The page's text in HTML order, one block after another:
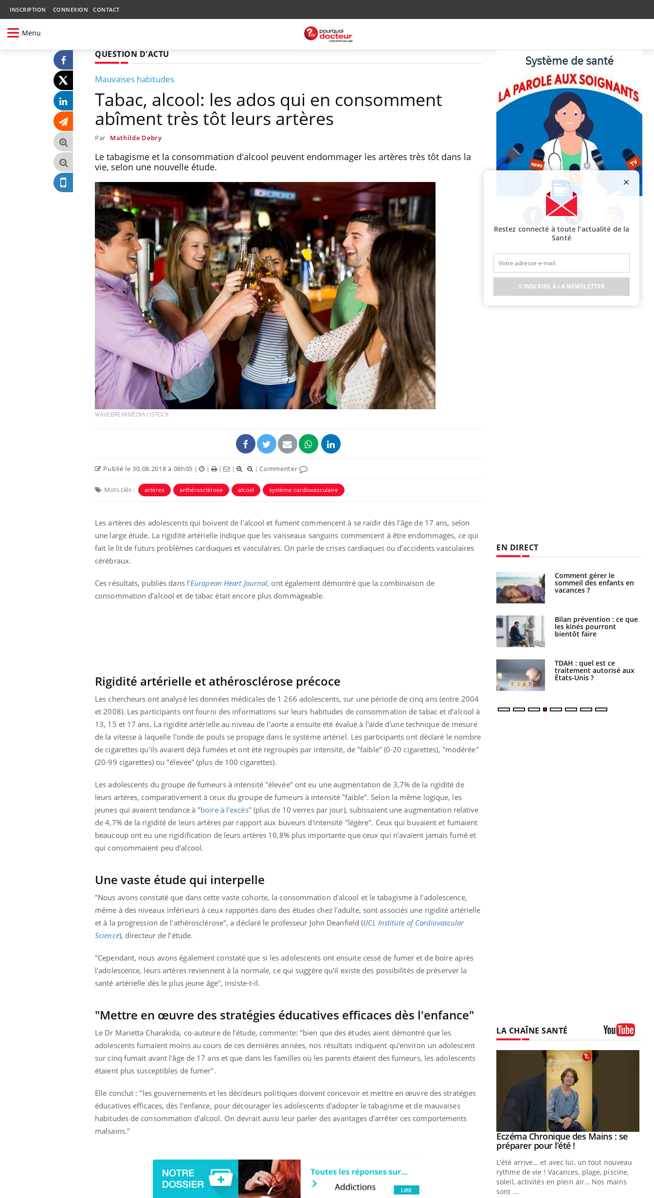
INSCRIPTION CONNEXION CONTACT
Menu
QUESTION D'ACTU
Mauvaises habitudes
Tabac, alcool: les ados qui en consomment
abîment très tôt leurs artères
Par Mathilde Debry
Le tabagisme et la consommation d'alcool peuvent endommager les artères très tôt dans la
vie, selon une nouvelle étude.
WAVEBREAKMEDIA / ISTOCK
Publié le 30.08.2018 à 08h05 | | | | |Commenter
Mots clés : artères arthérosclérose alcool système cardiovasculaire
Les artères des adolescents qui boivent de l'alcool et fument commencent à se raidir dès l'âge de 17 ans, selon
une large étude. La rigidité artérielle indique que les vaisseaux sanguins commencent à être endommagés, ce qui
fait le lit de futurs problèmes cardiaques et vasculaires. On parle de crises cardiaques ou d’accidents vasculaires
cérébraux.
Ces résultats, publiés dans l’European Heart Journal, ont également démontré que la combinaison de
consommation d'alcool et de tabac était encore plus dommageable.
Rigidité artérielle et athérosclérose précoce
Les chercheurs ont analysé les données médicales de 1 266 adolescents, sur une période de cinq ans (entre 2004
et 2008). Les participants ont fourni des informations sur leurs habitudes de consommation de tabac et d'alcool à
13, 15 et 17 ans. La rigidité artérielle au niveau de l'aorte a ensuite été évalué à l'aide d'une technique de mesure
de la vitesse à laquelle l'onde de pouls se propage dans le système artériel. Les participants ont déclaré le nombre
de cigarettes qu'ils avaient déjà fumées et ont été regroupés par intensité, de "faible" (0-20 cigarettes), "modérée"
(20-99 cigarettes) ou "élevée" (plus de 100 cigarettes).
Les adolescents du groupe de fumeurs à intensité "élevée" ont eu une augmentation de 3,7% de la rigidité de
leurs artères, comparativement à ceux du groupe de fumeurs à intensité "faible".Selon la même logique, les
jeunes qui avaient tendance à "boire à l'excès" (plus de 10 verres par jour), subissaient une augmentation relative
de 4,7% de la rigidité de leurs artères par rapport aux buveurs d'intensité "légère". Ceux qui buvaient et fumaient
beaucoup ont eu une rigidification de leurs artères 10,8% plus importante que ceux qui n'avaient jamais fumé et
qui consommaient peu d'alcool.
Une vaste étude qui interpelle
"Nous avons constaté que dans cette vaste cohorte, la consommation d'alcool et le tabagisme à l'adolescence,
même à des niveaux inférieurs à ceux rapportés dans des études chez l'adulte, sont associés une rigidité artérielle
et à la progression de l'athérosclérose", a déclaré le professeur John Deanfield (UCL Institute of Cardiovascular
Science), directeur de l’étude.
"Cependant, nous avons également constaté que si les adolescents ont ensuite cessé de fumer et de boire après
l'adolescence, leurs artères reviennent à la normale, ce qui suggère qu'il existe des possibilités de préserver la
santé artérielle dès le plus jeune âge", insiste-t-il.
"Mettre en œuvre des stratégies éducatives efficaces dès l'enfance"
Le Dr Marietta Charakida, co-auteure de l’étude, commente: "bien que des études aient démontré que les
adolescents fumaient moins au cours de ces dernières années, nos résultats indiquent qu'environ un adolescent
sur cinq fumait avant l'âge de 17 ans et que dans les familles où les parents étaient des fumeurs, les adolescents
étaient plus susceptibles de fumer".
Elle conclut : "les gouvernements et les décideurs politiques doivent concevoir et mettre en œuvre des stratégies
éducatives efficaces, dès l'enfance, pour décourager les adolescents d'adopter le tabagisme et de mauvaises
habitudes de consommation d'alcool. On devrait aussi leur parler des avantages d'arrêter ces comportements
malsains."
Facebook Twitter Instagram
EN DIRECT
pourquoi le risque de
noyade grimpe-t-il ?
finalement être bénéfique
que dit la science
le coma pendant 42 jours
barracuda, une petite fille
Comment gérer le
sommeil des enfants en
vacances ?
Bilan prévention : ce que
les kinés pourront
bientôt faire
TDAH : quel est ce
traitement autorisé aux
États-Unis ?
LA CHAÎNE SANTÉ
Eczéma Chronique des Mains :
Il y a des sujets qui sont faciles à aborder...
d'autres non ! D'un côté, poser des
questions sur la maladie d'un proche c'est
Fatigue, irritabilité, brouillard mental ou
même alopécie… Les symptômes de la
carence en fer sont multiples ce qui la rend
reste entourée d'idées reçues chez les
patients comme parfois chez les soignants.
Youtube
Eczéma Chronique des Mains : se
préparer pour l’été !Youtube
L'été arrive… et avec lui, un tout nouveau
rythme de vie ! Vacances, plage, piscine,
soleil, activités en plein air… Nos mains
sont ...
Restez connecté à toute l’actualité de la
Santé
S'INSCRIRE À LA NEWSLETTER